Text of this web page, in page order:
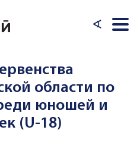
∢
области по
юношей и
(U-18)